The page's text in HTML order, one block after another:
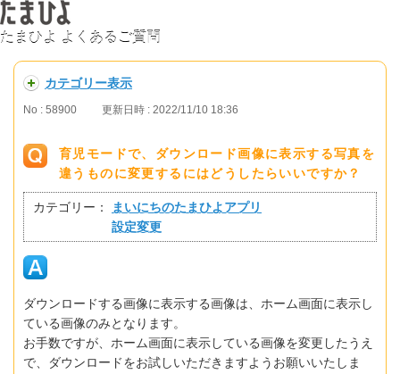
たまひよ よくあるご質問
カテゴリー表示
No : 58900 更新日時 : 2022/11/10 18:36
育児モードで、ダウンロード画像に表示する写真を
違うものに変更するにはどうしたらいいですか？
カテゴリー：
まいにちのたまひよアプリ
設定変更
ダウンロードする画像に表示する画像は、ホーム画面に表示し
ている画像のみとなります。
お手数ですが、ホーム画面に表示している画像を変更したうえ
で、ダウンロードをお試しいただきますようお願いいたしま